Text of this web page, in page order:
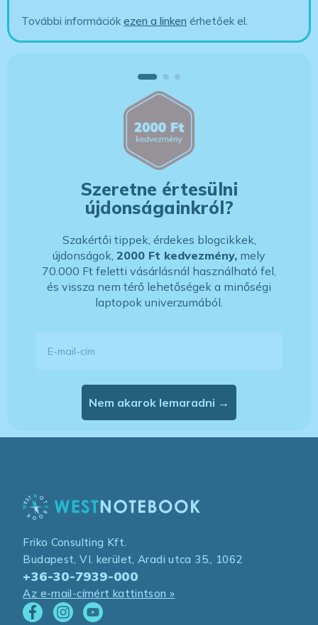
További információkezen a linken érhetőek el.
Szeretne értesülni
újdonságainkról?
Szakértői tippek, érdekes blogcikkek,
újdonságok, 2000 Ft kedvezmény, mely
70.000 Ft feletti vásárlásnál használható fel,
és vissza nem térő lehetőségek a minőségi
laptopok univerzumából.
Nem akarok lemaradni →
Friko Consulting Kft.
Budapest, VI. kerület, Aradi utca 35., 1062
+36-30-7939-000
Az e-mail-címért kattintson »